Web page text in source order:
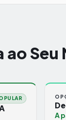
ao
A